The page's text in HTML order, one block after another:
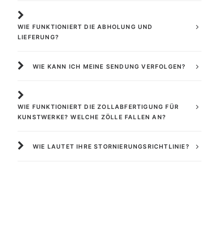
WIE FUNKTIONIERT DIE ABHOLUNG UND
LIEFERUNG?
WIE KANN ICH MEINE SENDUNG VERFOLGEN?
WIE FUNKTIONIERT DIE ZOLLABFERTIGUNG FÜR
KUNSTWERKE? WELCHE ZÖLLE FALLEN AN?
WIE LAUTET IHRE STORNIERUNGSRICHTLINIE?